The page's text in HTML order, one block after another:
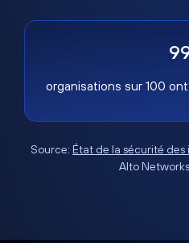
organisations sur 100
Source: État de la sécurité des
Alto